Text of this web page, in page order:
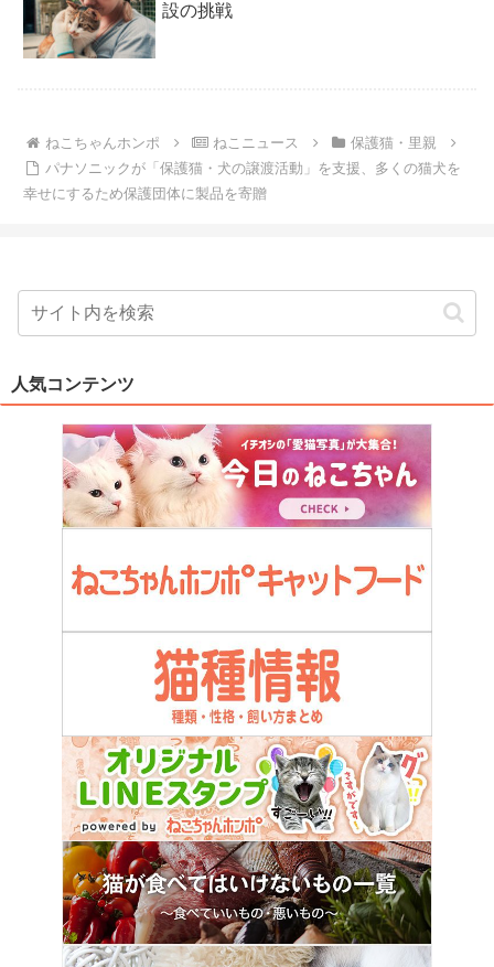
設の挑戦
ねこちゃんホンポ ねこニュース
保護猫・里親
パナソニックが「保護猫・犬の譲渡活動」を支援、多くの猫犬を
幸せにするため保護団体に製品を寄贈
人気コンテンツ